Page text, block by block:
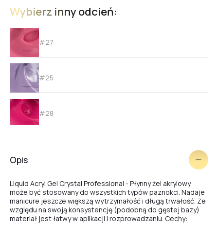
Wybierz inny odcień:
#27
#25
#28
#29
#30
Opis
Liquid Acryl Gel Crystal Professional - Płynny żel akrylowy
może być stosowany do wszystkich typów paznokci. Nadaje
manicure jeszcze większą wytrzymałość i długą trwałość. Ze
względu na swoją konsystencję (podobną do gęstej bazy)
materiał jest łatwy w aplikacji i rozprowadzaniu. Cechy: